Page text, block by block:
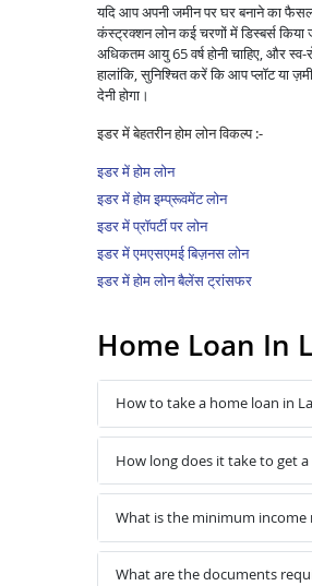
यदि आप अपनी जमीन पर घर बनाने का
कंस्ट्रक्शन लोन कई चरणों में डिस्बर्स किया
अधिकतम आयु 65 वर्ष होनी चाहिए, और
हालांकि, सुनिश्चित करें कि आप प्लॉट या
देनी होगा।
इडर में बेहतरीन होम लोन विकल्प :-
इडर में होम लोन
इडर में होम इम्प्रूवमेंट लोन
इडर में प्रॉपर्टी पर लोन
इडर में एमएसएमई बिज़नस लोन
इडर में होम लोन बैलेंस ट्रांसफर
Home Loan In
How to take a home loan in
How long does it take to get
What is the minimum income
What are the documents